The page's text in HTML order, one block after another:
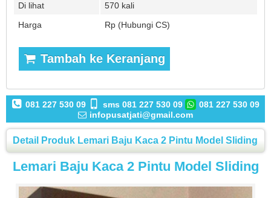
Di lihat
570 kali
Harga
Rp (Hubungi CS)
Tambah ke Keranjang
081 227 530 09 sms 081 227 530 09
081 227 530 09
infopusatjati@gmail.com
Detail Produk Lemari Baju Kaca 2 Pintu Model Sliding
Lemari Baju Kaca 2 Pintu Model Sliding